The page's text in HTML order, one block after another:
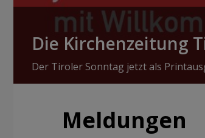
Die Kirchenzeitung
Der Tiroler Sonntag jetzt als
Meldungen